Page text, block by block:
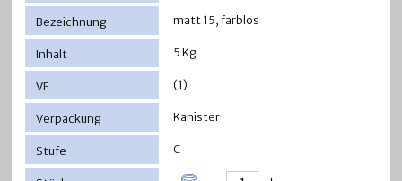
matt 15, farblos
5 Kg
(1)
Kanister
C